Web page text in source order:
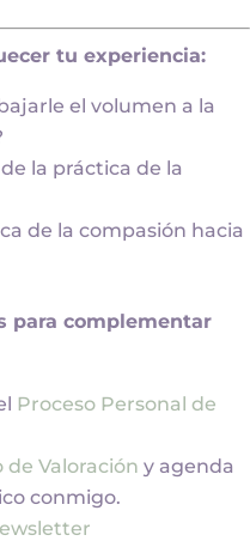
tu experiencia:
el volumen a la
la práctica de la
de la compasión hacia
para complementar
Proceso Personal de
Valoración y agenda
conmigo.